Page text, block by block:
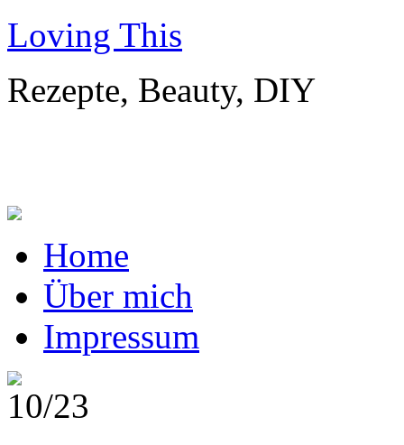
Loving This
Rezepte, Beauty, DIY
Home
Über mich
Impressum
10/23